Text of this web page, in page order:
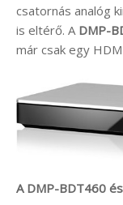
csatornás analóg
is eltérő. A DMP-
már csak egy
A DMP-BDT460